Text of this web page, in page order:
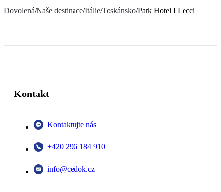
Dovolená/Naše destinace/Itálie/Toskánsko/Park Hotel I Lecci
Kontakt
Kontaktujte nás
+420 296 184 910
info@cedok.cz